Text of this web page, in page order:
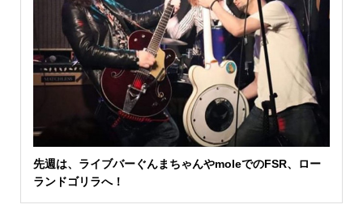
先週は、ライブバーぐんまちゃんやmoleでのFSR、ロー
ランドゴリラへ！